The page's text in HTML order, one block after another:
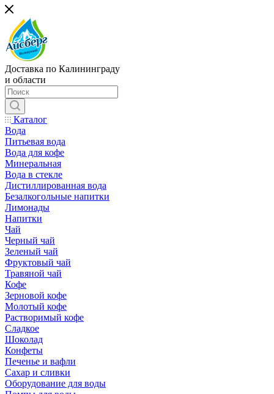
Доставка по Калининграду
и области
Каталог
Вода
Питьевая вода
Вода для кофе
Минеральная
Вода в стекле
Дистиллированная вода
Безалкогольные напитки
Лимонады
Напитки
Чай
Черный чай
Зеленый чай
Фруктовый чай
Травяной чай
Кофе
Зерновой кофе
Молотый кофе
Растворимый кофе
Сладкое
Шоколад
Конфеты
Печенье и вафли
Сахар и сливки
Оборудование для воды